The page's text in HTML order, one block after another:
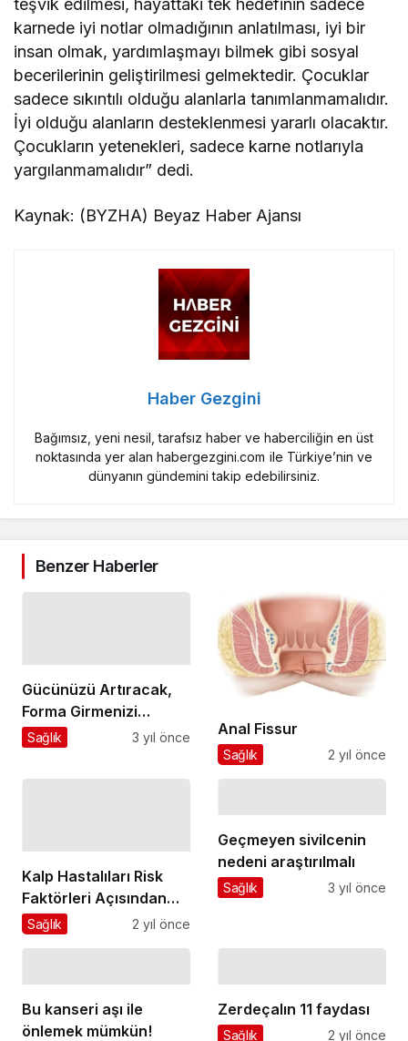
teşvik edilmesi, hayattaki tek hedefinin sadece
karnede iyi notlar olmadığının anlatılması, iyi bir
insan olmak, yardımlaşmayı bilmek gibi sosyal
becerilerinin geliştirilmesi gelmektedir. Çocuklar
sadece sıkıntılı olduğu alanlarla tanımlanmamalıdır.
İyi olduğu alanların desteklenmesi yararlı olacaktır.
Çocukların yetenekleri, sadece karne notlarıyla
yargılanmamalıdır” dedi.
Kaynak: (BYZHA) Beyaz Haber Ajansı
Haber Gezgini
Bağımsız, yeni nesil, tarafsız haber ve haberciliğin en üst
noktasında yer alan habergezgini.com ile Türkiye’nin ve
dünyanın gündemini takip edebilirsiniz.
Benzer Haberler
Gücünüzü Artıracak,
Forma Girmenizi
Sağlayacak 3 Egzersiz
Sağlık 3 yıl önce Anal Fissur
Sağlık 2 yıl önce
Kalp Hastalıları Risk
Faktörleri Açısından
Cinsiyet Önemli Bir
Sağlık 2 yıl önce
Geçmeyen sivilcenin
nedeni araştırılmalı
Sağlık 3 yıl önce
Bu kanseri aşı ile
önlemek mümkün!
Zerdeçalın 11 faydası
Sağlık 2 yıl önce